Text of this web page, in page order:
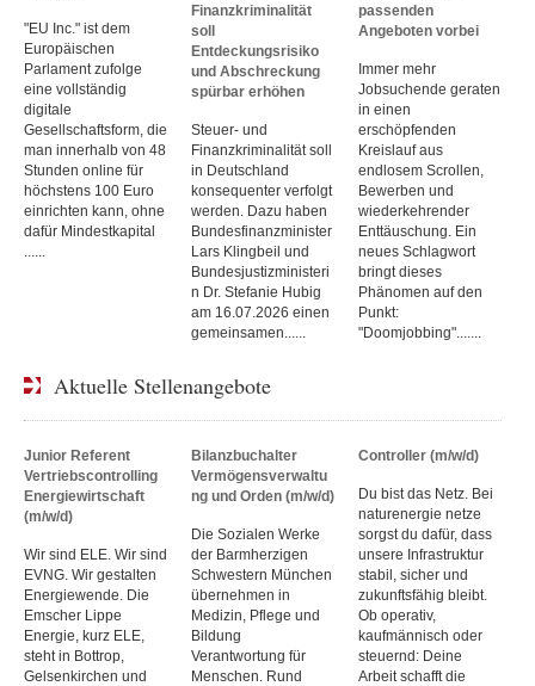
"EU Inc." ist dem
Europäischen
Parlament zufolge
eine vollständig
digitale
Gesellschaftsform, die
man innerhalb von 48
Stunden online für
höchstens 100 Euro
einrichten kann, ohne
dafür Mindestkapital
Finanzkriminalität
soll
Entdeckungsrisiko
und Abschreckung
spürbar erhöhen
Steuer- und
Finanzkriminalität soll
in Deutschland
konsequenter verfolgt
werden. Dazu haben
Bundesfinanzminister
Lars Klingbeil und
Bundesjustizministeri
n Dr. Stefanie Hubig
am 16.07.2026 einen
gemeinsamen......
passenden
Angeboten vorbei
Immer mehr
Jobsuchende geraten
in einen
erschöpfenden
Kreislauf aus
endlosem Scrollen,
Bewerben und
wiederkehrender
Enttäuschung. Ein
neues Schlagwort
bringt dieses
Phänomen auf den
Punkt:
"Doomjobbing".......
Aktuelle Stellenangebote
Junior Referent
Vertriebscontrolling
Energiewirtschaft
(m/w/d)
Wir sind ELE. Wir sind
EVNG. Wir gestalten
Energiewende. Die
Emscher Lippe
Energie, kurz ELE,
steht in Bottrop,
Gelsenkirchen und
Bilanzbuchalter
Vermögensverwaltu
ng und Orden (m/w/d)
Die Sozialen Werke
der Barmherzigen
Schwestern München
übernehmen in
Medizin, Pflege und
Bildung
Verantwortung für
Menschen. Rund
Controller (m/w/d)
Du bist das Netz. Bei
naturenergie netze
sorgst du dafür, dass
unsere Infrastruktur
stabil, sicher und
zukunftsfähig bleibt.
Ob operativ,
kaufmännisch oder
steuernd: Deine
Arbeit schafft die